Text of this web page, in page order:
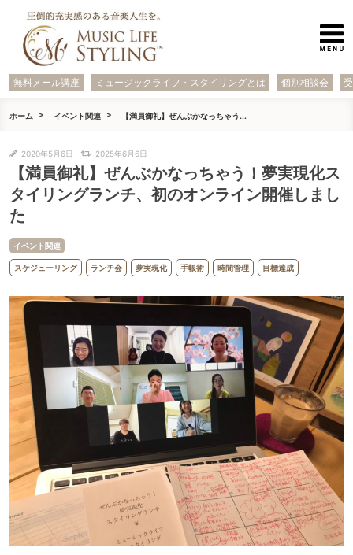
無料メール講座 ミュージックライフ・スタイリングとは 個別相談会
ホーム イベント関連 【満員御礼】ぜんぶかなっちゃう...
2020年5月6日 2025年6月6日
【満員御礼】ぜんぶかなっちゃう！夢実現化ス
タイリングランチ、初のオンライン開催しまし
た
イベント関連
スケジューリング ランチ会 夢実現化 手帳術 時間管理 目標達成